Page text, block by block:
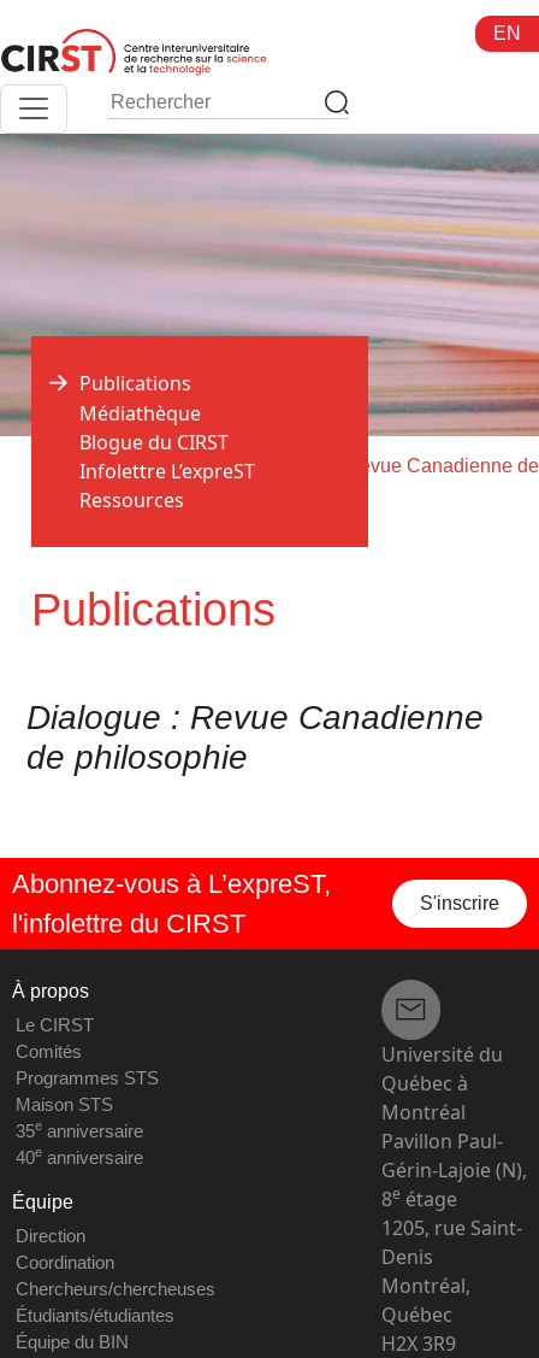
au
contenu
EN
Accueil > Publications >
Publications
Publications
Médiathèque
Blogue du CIRST
Infolettre L’expreST
Ressources
Dialogue : Revue Canadienne
de philosophie
Abonnez-vous à L’expreST,
l'infolettre du CIRST
S'inscrire
À propos
Le CIRST
Comités
Programmes STS
Maison STS
35eanniversaire
40eanniversaire
Équipe
Direction
Coordination
Chercheurs/chercheuses
Étudiants/étudiantes
Équipe du BIN
Université du
Québec à
Montréal
Pavillon Paul-
Gérin-Lajoie (N),
8e étage
1205, rue Saint-
Denis
Montréal,
Québec
H2X 3R9